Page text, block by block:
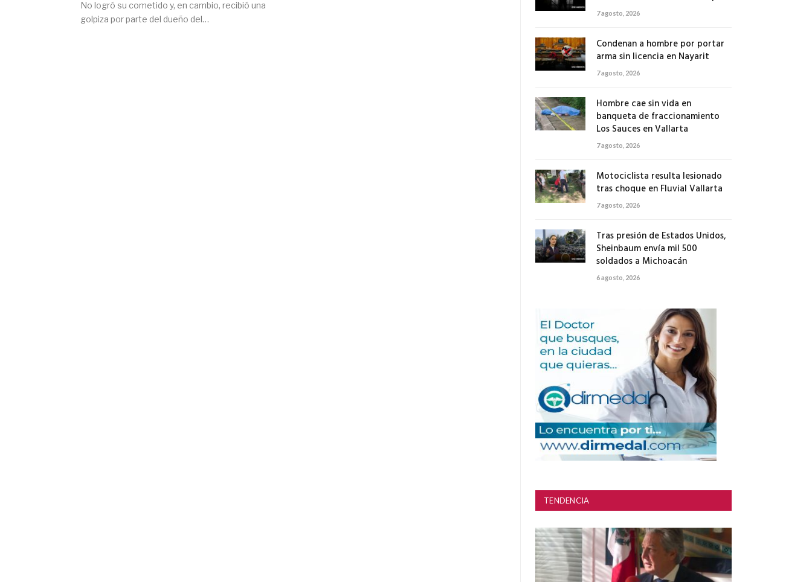
No logró su cometido y, en cambio, recibió una
golpiza por parte del dueño del…
7 agosto, 2026
Condenan a hombre por portar
arma sin licencia en Nayarit
7 agosto, 2026
Hombre cae sin vida en
banqueta de fraccionamiento
Los Sauces en Vallarta
7 agosto, 2026
Motociclista resulta lesionado
tras choque en Fluvial Vallarta
7 agosto, 2026
Tras presión de Estados Unidos,
Sheinbaum envía mil 500
soldados a Michoacán
6 agosto, 2026
TENDENCIA